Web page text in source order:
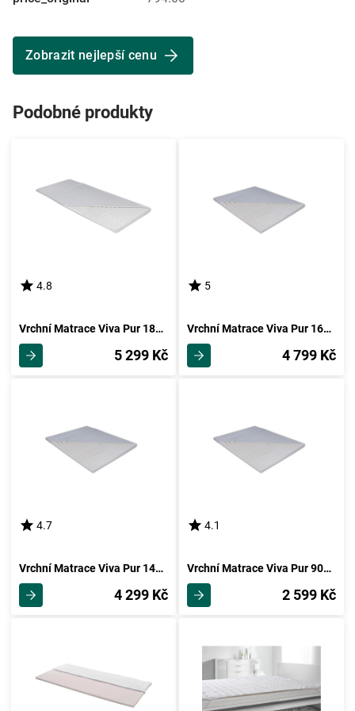
Zobrazit nejlepší cenu
Podobné produkty
4.8
Vrchní Matrace Viva Pur 180x200cm
5 299 Kč
5
Vrchní Matrace Viva Pur 160x200cm
4 799 Kč
4.7
Vrchní Matrace Viva Pur 140x200cm
4 299 Kč
4.1
Vrchní Matrace Viva Pur 90x200cm
2 599 Kč